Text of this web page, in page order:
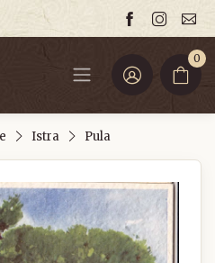
0
Istra Pula